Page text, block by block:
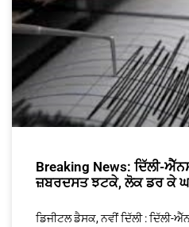
Breaking News: ਦਿੱਲੀ-
ਜ਼ਬਰਦਸਤ ਝਟਕੇ, ਲੋਕ ਡਰ ਕੇ
ਡਿਜੀਟਲ ਡੈਸਕ, ਨਵੀਂ ਦਿੱਲੀ : ਦਿੱਲੀ-